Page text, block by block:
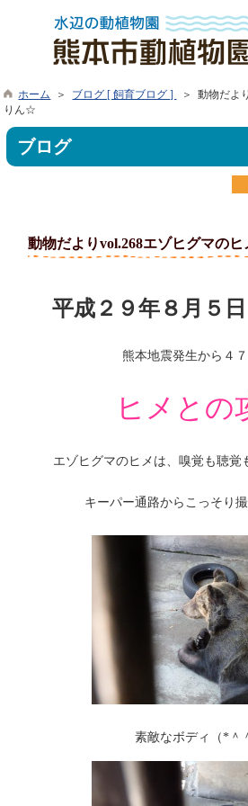
ホーム ＞ ブログ [ 飼育ブログ ]
＞ 動物だよ
りん☆
ブログ
動物だよりvol.268エゾヒグマの
平成２９年８月５
熊本地震発生から４７
ヒメとの
エゾヒグマのヒメは、嗅覚も聴覚
キーパー通路からこっそり
素敵なボディ（*＾